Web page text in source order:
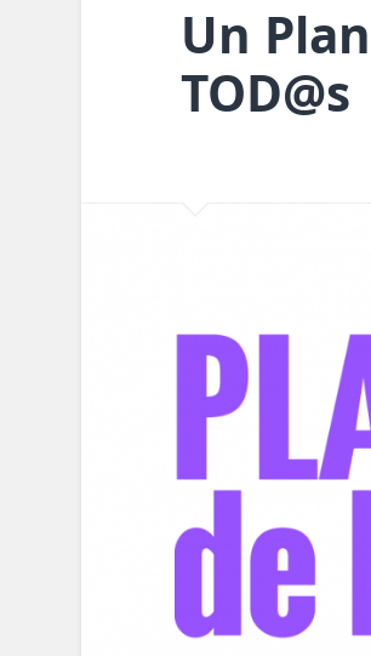
Un
TOD@s